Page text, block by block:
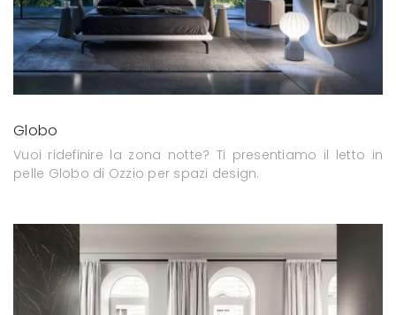
Globo
Vuoi ridefinire la zona notte? Ti presentiamo il letto in
pelle Globo di Ozzio per spazi design.